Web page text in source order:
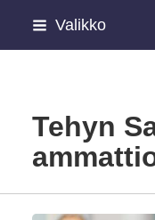
Siirry
Valikko
Tehyn